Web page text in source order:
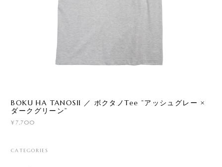
BOKU HA TANOSII ／ ボクタノTee ”アッシュグレー ×
ダークグリーン”
¥7,700
CATEGORIES